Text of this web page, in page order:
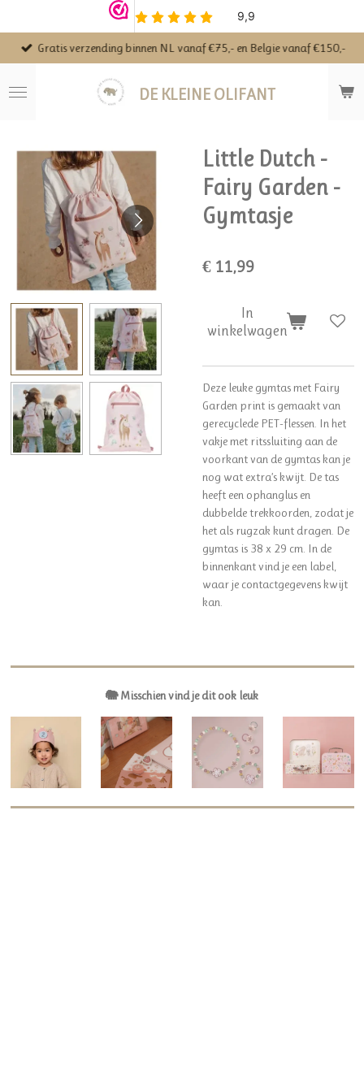
direct
naar
hoofdinhoud
DE KLEINE OLIFANT
Gratis verzending binnen NL vanaf €75,- en Belgie vanaf €150,-
Little Dutch -
Fairy Garden -
Gymtasje
€ 11,99
In
winkelwagen
Deze leuke gymtas met Fairy
Garden print is gemaakt van
gerecyclede PET-flessen. In het
vakje met ritssluiting aan de
voorkant van de gymtas kan je
nog wat extra’s kwijt. De tas
heeft een ophanglus en
dubbelde trekkoorden, zodat je
het als rugzak kunt dragen. De
gymtas is 38 x 29 cm. In de
binnenkant vind je een label,
waar je contactgegevens kwijt
kan.
🐘 Misschien vind je dit ook leuk